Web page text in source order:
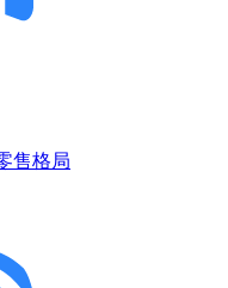
售格局